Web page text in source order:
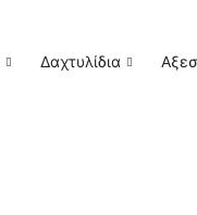
Δαχτυλίδια